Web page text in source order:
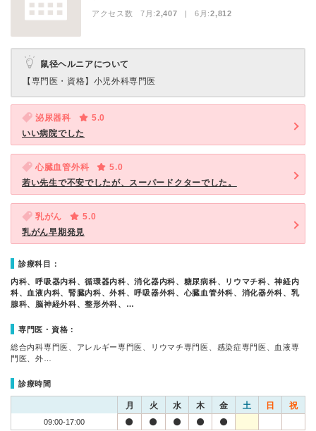
アクセス数 7月:2,407 | 6月:2,812
鼠径ヘルニアについて
【専門医・資格】 小児外科専門医
泌尿器科
5.0
いい病院でした
心臓血管外科
5.0
若い先生で不安でしたが、スーパードクターでした。
乳がん
5.0
乳がん早期発見
診療科目：
内科、呼吸器内科、循環器内科、消化器内科、糖尿病科、リウマチ科、神経内
科、血液内科、腎臓内科、外科、呼吸器外科、心臓血管外科、消化器外科、乳
腺科、脳神経外科、整形外科、…
専門医・資格：
総合内科専門医、アレルギー専門医、リウマチ専門医、感染症専門医、血液専
門医、外…
診療時間
月 火 水 木 金 土 日 祝
09:00-17:00